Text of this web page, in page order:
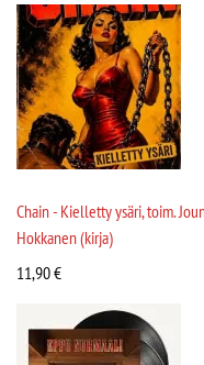
Chain - Kielletty ysäri, toim.
Hokkanen (kirja)
11,90€